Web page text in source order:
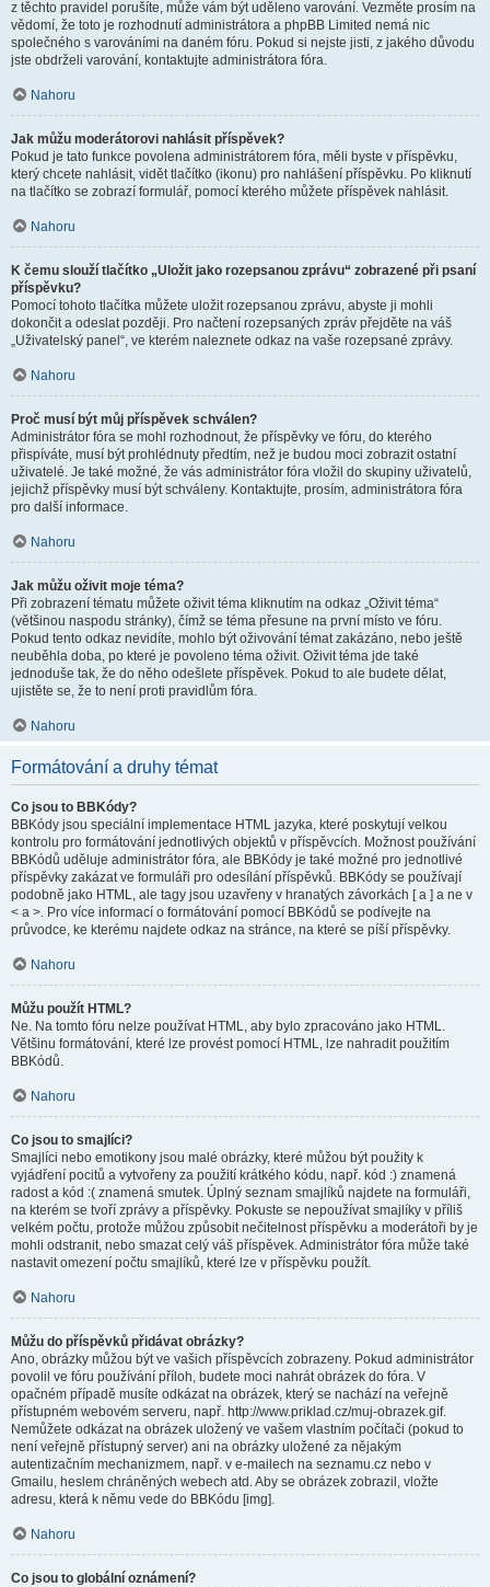
z těchto pravidel porušíte, může vám být uděleno varování. Vezměte prosím na
vědomí, že toto je rozhodnutí administrátora a phpBB Limited nemá nic
společného s varováními na daném fóru. Pokud si nejste jisti, z jakého důvodu
jste obdrželi varování, kontaktujte administrátora fóra.
Nahoru
Jak můžu moderátorovi nahlásit příspěvek?
Pokud je tato funkce povolena administrátorem fóra, měli byste v příspěvku,
který chcete nahlásit, vidět tlačítko (ikonu) pro nahlášení příspěvku. Po kliknutí
na tlačítko se zobrazí formulář, pomocí kterého můžete příspěvek nahlásit.
Nahoru
K čemu slouží tlačítko „Uložit jako rozepsanou zprávu“ zobrazené při psaní
příspěvku?
Pomocí tohoto tlačítka můžete uložit rozepsanou zprávu, abyste ji mohli
dokončit a odeslat později. Pro načtení rozepsaných zpráv přejděte na váš
„Uživatelský panel“, ve kterém naleznete odkaz na vaše rozepsané zprávy.
Nahoru
Proč musí být můj příspěvek schválen?
Administrátor fóra se mohl rozhodnout, že příspěvky ve fóru, do kterého
přispíváte, musí být prohlédnuty předtím, než je budou moci zobrazit ostatní
uživatelé. Je také možné, že vás administrátor fóra vložil do skupiny uživatelů,
jejichž příspěvky musí být schváleny. Kontaktujte, prosím, administrátora fóra
pro další informace.
Nahoru
Jak můžu oživit moje téma?
Při zobrazení tématu můžete oživit téma kliknutím na odkaz „Oživit téma“
(většinou naspodu stránky), čímž se téma přesune na první místo ve fóru.
Pokud tento odkaz nevidíte, mohlo být oživování témat zakázáno, nebo ještě
neuběhla doba, po které je povoleno téma oživit. Oživit téma jde také
jednoduše tak, že do něho odešlete příspěvek. Pokud to ale budete dělat,
ujistěte se, že to není proti pravidlům fóra.
Nahoru
Formátování a druhy témat
Co jsou to BBKódy?
BBKódy jsou speciální implementace HTML jazyka, které poskytují velkou
kontrolu pro formátování jednotlivých objektů v příspěvcích. Možnost používání
BBKódů uděluje administrátor fóra, ale BBKódy je také možné pro jednotlivé
příspěvky zakázat ve formuláři pro odesílání příspěvků. BBKódy se používají
podobně jako HTML, ale tagy jsou uzavřeny v hranatých závorkách [ a ] a ne v
< a >. Pro více informací o formátování pomocí BBKódů se podívejte na
průvodce, ke kterému najdete odkaz na stránce, na které se píší příspěvky.
Nahoru
Můžu použít HTML?
Ne. Na tomto fóru nelze používat HTML, aby bylo zpracováno jako HTML.
Většinu formátování, které lze provést pomocí HTML, lze nahradit použitím
BBKódů.
Nahoru
Co jsou to smajlíci?
Smajlíci nebo emotikony jsou malé obrázky, které můžou být použity k
vyjádření pocitů a vytvořeny za použití krátkého kódu, např. kód :) znamená
radost a kód :( znamená smutek. Úplný seznam smajlíků najdete na formuláři,
na kterém se tvoří zprávy a příspěvky. Pokuste se nepoužívat smajlíky v příliš
velkém počtu, protože můžou způsobit nečitelnost příspěvku a moderátoři by je
mohli odstranit, nebo smazat celý váš příspěvek. Administrátor fóra může také
nastavit omezení počtu smajlíků, které lze v příspěvku použít.
Nahoru
Můžu do příspěvků přidávat obrázky?
Ano, obrázky můžou být ve vašich příspěvcích zobrazeny. Pokud administrátor
povolil ve fóru používání příloh, budete moci nahrát obrázek do fóra. V
opačném případě musíte odkázat na obrázek, který se nachází na veřejně
přístupném webovém serveru, např. http://www.priklad.cz/muj-obrazek.gif.
Nemůžete odkázat na obrázek uložený ve vašem vlastním počítači (pokud to
není veřejně přístupný server) ani na obrázky uložené za nějakým
autentizačním mechanizmem, např. v e-mailech na seznamu.cz nebo v
Gmailu, heslem chráněných webech atd. Aby se obrázek zobrazil, vložte
adresu, která k němu vede do BBKódu [img].
Nahoru
Co jsou to globální oznámení?